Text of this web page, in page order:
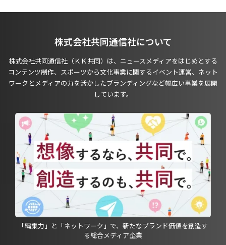
株式会社共同通信社について
株式会社共同通信社（ＫＫ共同）は、ニュースメディアをはじめとする
コンテンツ制作、スポーツから文化事業に関するイベント運営、ネット
ワークとメディアの力を活かしたブランディングなど幅広い事業を展開
しています。
「編集力」と「ネットワーク」で、新たなブランド価値を創造す
る総合メディア企業